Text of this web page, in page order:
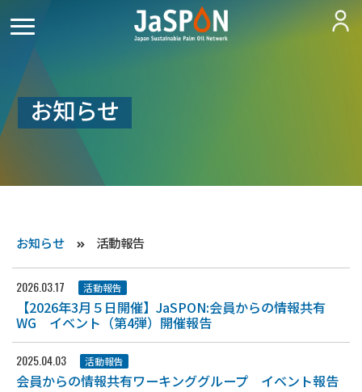
お知らせ
お知らせ 活動報告
2026.03.17 活動報告
【2026年3月５日開催】JaSPON:会員からの情報共有
WG イベント（第4弾）開催報告
2025.04.03 活動報告
会員からの情報共有ワーキンググループ イベント報告